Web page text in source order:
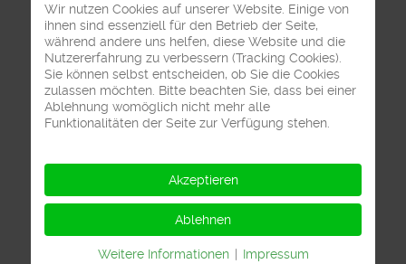
ist auf Tastendruck eine Auswahlliste aufrufbar,
aus der die entsprechenden Codes ausgewählt
und übernommen werden können.
Die Eingaben können als Dokument gespeichert
werden und so später bei Bedarf wieder geladen
und abgeändert noch einmal benutzt werden.
Der Ausdruck erfolgt per Laserdrucker auf
Wir nutzen Cookies auf unserer Website. Einige von
ihnen sind essenziell für den Betrieb der Seite,
während andere uns helfen, diese Website und die
Nutzererfahrung zu verbessern (Tracking Cookies).
Sie können selbst entscheiden, ob Sie die Cookies
zulassen möchten. Bitte beachten Sie, dass bei einer
Ablehnung womöglich nicht mehr alle
Funktionalitäten der Seite zur Verfügung stehen.
Akzeptieren
Ablehnen
Weitere Informationen | Impressum